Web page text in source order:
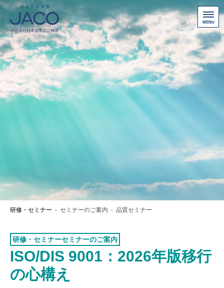
研修・セミナー - セミナーのご案内 - 品質セミナー
研修・セミナーセミナーのご案内
ISO/DIS 9001：2026年版移行
の心構え
総合認証機関JACO 認証サイト
サービス案内
新規認証取得のお客様
他機関から切り替えたいお客様
ニュース一覧
個人情報保護方針
環境マネジメント
品質マネジメント
労働安全衛生マネジメント